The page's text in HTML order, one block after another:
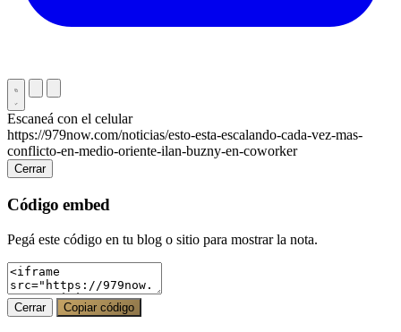
Escaneá con el celular
https://979now.com/noticias/esto-esta-escalando-cada-vez-mas-
conflicto-en-medio-oriente-ilan-buzny-en-coworker
Cerrar
Código embed
Pegá este código en tu blog o sitio para mostrar la nota.
Cerrar Copiar código